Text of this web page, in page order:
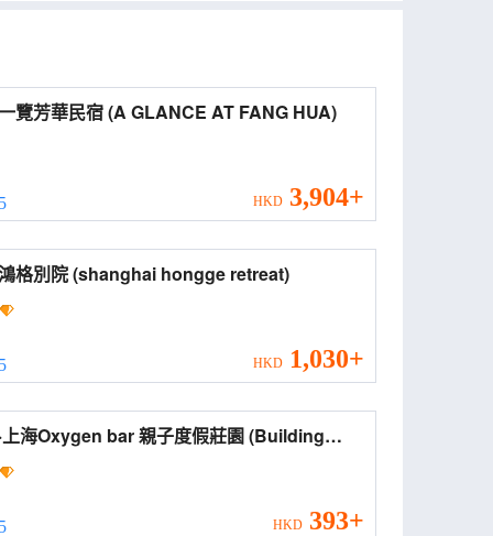
上海一覽芳華民宿 (A GLANCE AT FANG HUA)
HKD 3,904+
上海鴻格別院 (shanghai hongge retreat)
HKD 1,030+
海Oxygen bar 親子度假莊園 (Building
HKD 393+